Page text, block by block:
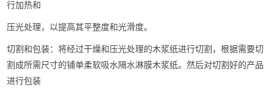
行加热和
压光处理，以提高其平整度和光滑度。
切割和包装：将经过干燥和压光处理的木浆纸进行切割，根据需要切
割成所需尺寸的铺单柔软吸水隔水淋膜木浆纸。然后对切割好的产品
进行包装